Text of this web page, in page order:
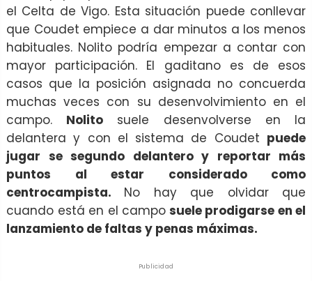
el Celta de Vigo. Esta situación puede conllevar
que Coudet empiece a dar minutos a los menos
habituales. Nolito podría empezar a contar con
mayor participación. El gaditano es de esos
casos que la posición asignada no concuerda
muchas veces con su desenvolvimiento en el
campo. Nolito suele desenvolverse en la
delantera y con el sistema de Coudet puede
jugar se segundo delantero y reportar más
puntos al estar considerado como
centrocampista. No hay que olvidar que
cuando está en el campo suele prodigarse en el
lanzamiento de faltas y penas máximas.
Publicidad